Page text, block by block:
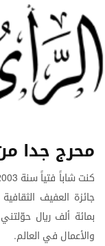
محرج جدا
كنت شاباً فتياًسنة
جائزة العفيف الثقافية
بمائة ألف ريال حوّلتني
والأعمال في العالم.